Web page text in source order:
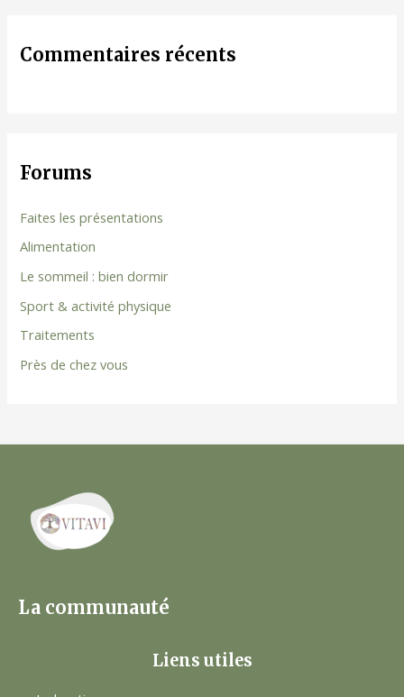
Commentaires récents
Forums
Faites les présentations
Alimentation
Le sommeil : bien dormir
Sport & activité physique
Traitements
Près de chez vous
La communauté
Liens utiles